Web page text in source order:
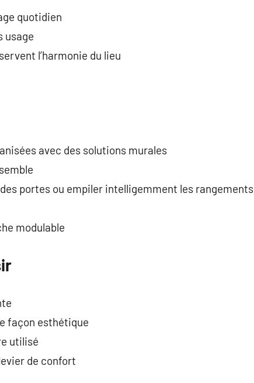
quotidien
usage
l’harmonie du lieu
avec des solutions murales
portes ou empiler intelligemment les rangements
modulable
façon esthétique
utilisé
de confort